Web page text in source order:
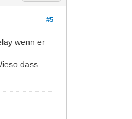
#5
wenn er
dass